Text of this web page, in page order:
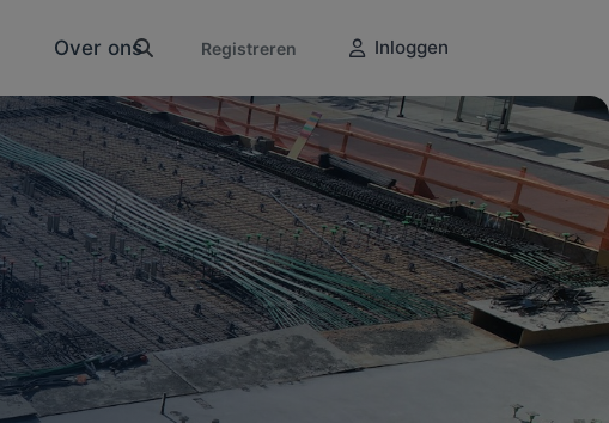
Over ons Registreren Inloggen